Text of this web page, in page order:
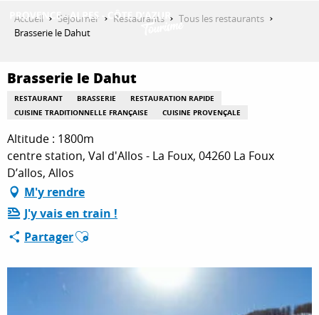
QUE FAIRE ?
SÉJOURNER
ESPACE PRO
Accueil Séjourner Restaurants
Tous les restaurants
Brasserie le Dahut
Brasserie le Dahut
RESTAURANT BRASSERIE
RESTAURATION RAPIDE
CUISINE TRADITIONNELLE FRANÇAISE
CUISINE PROVENÇALE
Altitude : 1800m
centre station, Val d'Allos - La Foux, 04260 La Foux
D’allos, Allos
M'y rendre
J'y vais en train !
PartagerAjouter aux favoris